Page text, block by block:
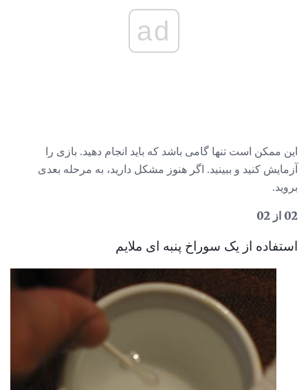
ad
این ممکن است تنها گامی باشد که باید انجام دهید. بازی را
آزمایش کنید و ببینید. اگر هنوز مشکل دارید، به مرحله بعدی
بروید.
02 از 02
استفاده از یک سوراخ پنبه ای ملایم